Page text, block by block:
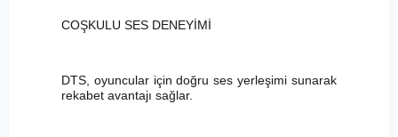
COŞKULU SES DENEYİMİ
DTS, oyuncular için doğru ses yerleşimi sunarak
rekabet avantajı sağlar.